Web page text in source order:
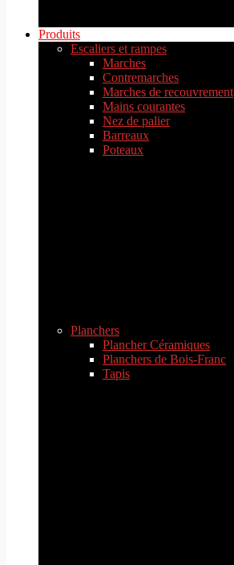
Produits
Escaliers et rampes
Marches
Contremarches
Marches de recouvrement
Mains courantes
Nez de palier
Barreaux
Poteaux
Planchers
Plancher Céramiques
Planchers de Bois-Franc
Tapis